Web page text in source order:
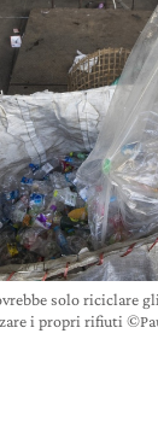
solo riciclare
i propri rifiuti